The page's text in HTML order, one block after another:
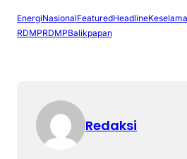
EnergiNasionalFeaturedHeadline
RDMPRDMPBalikpapan
Redaksi